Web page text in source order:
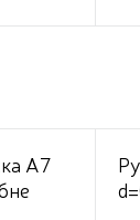
А7